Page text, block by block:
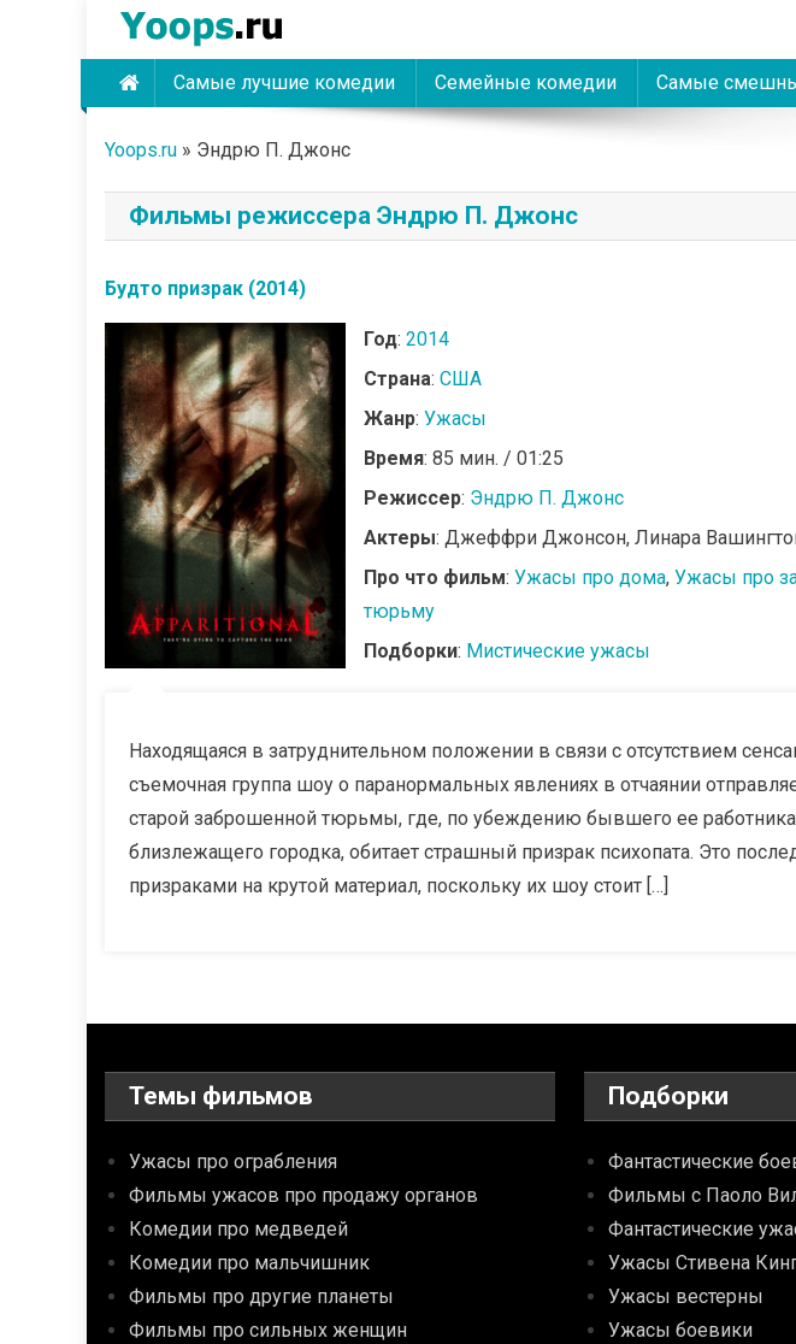
Skip
content
Yoops Самые лучшие комедии Семейные комедии Самые
Yoops.ru » Эндрю П. Джонс
Фильмы режиссера Эндрю П. Джонс
Будто призрак (2014)
Год: 2014
Страна: США
Жанр: Ужасы
Время: 85 мин. / 01:25
Режиссер: Эндрю П. Джонс
Актеры: Джеффри Джонсон, Линара
Про что фильм: Ужасы про дома, Ужасы про
тюрьму
Подборки: Мистические ужасы
Находящаяся в затруднительном положении в связи с отсутствием
съемочная группа шоу о паранормальных явлениях в отчаянии
старой заброшенной тюрьмы, где, по убеждению бывшего ее
близлежащего городка, обитает страшный призрак психопата. Это
призраками на крутой материал, поскольку их шоу стоит […]
Темы фильмов
Ужасы про ограбления
Фильмы ужасов про продажу органов
Комедии про медведей
Комедии про мальчишник
Фильмы про другие планеты
Фильмы про сильных женщин
Подборки
Фантастические
Фильмы с Паоло
Фантастические
Ужасы Стивена
Ужасы вестерны
Ужасы боевики